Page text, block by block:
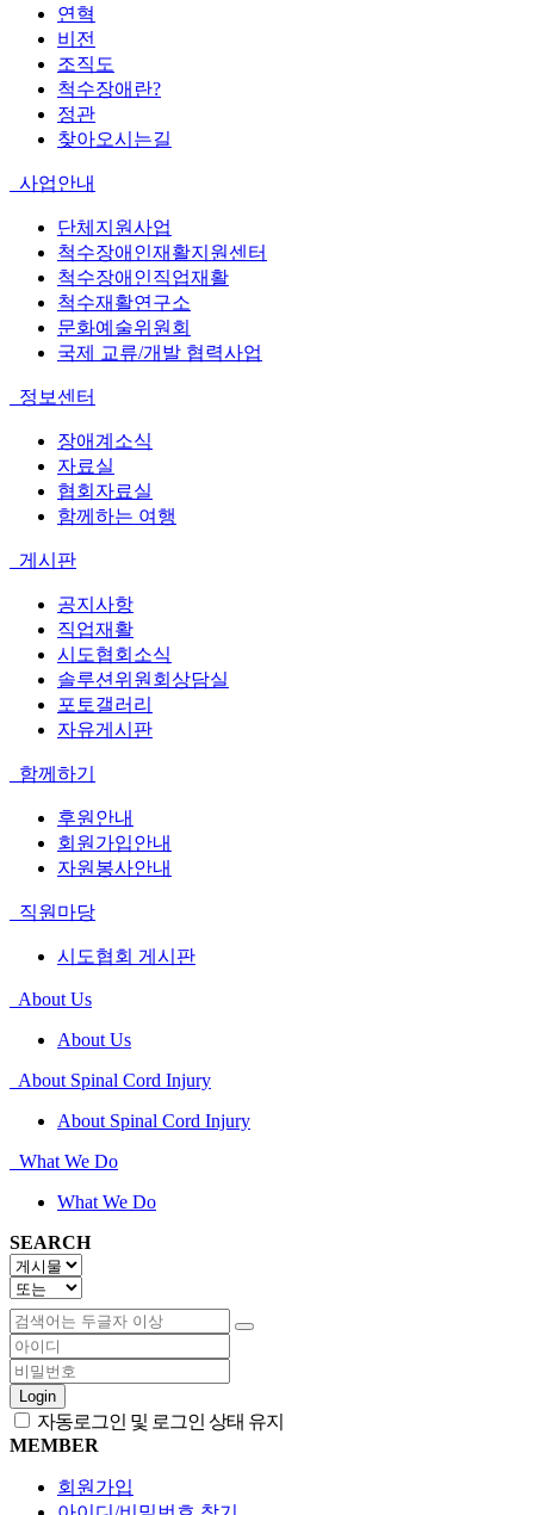
연혁
비전
조직도
척수장애란?
정관
찾아오시는길
사업안내
단체지원사업
척수장애인재활지원센터
척수장애인직업재활
척수재활연구소
문화예술위원회
국제 교류/개발 협력사업
정보센터
장애계소식
자료실
협회자료실
함께하는 여행
게시판
공지사항
직업재활
시도협회소식
솔루션위원회상담실
포토갤러리
자유게시판
함께하기
후원안내
회원가입안내
자원봉사안내
직원마당
시도협회 게시판
About Us
About Us
About Spinal Cord Injury
About Spinal Cord Injury
What We Do
What We Do
SEARCH
Login
자동로그인 및 로그인 상태 유지
MEMBER
회원가입